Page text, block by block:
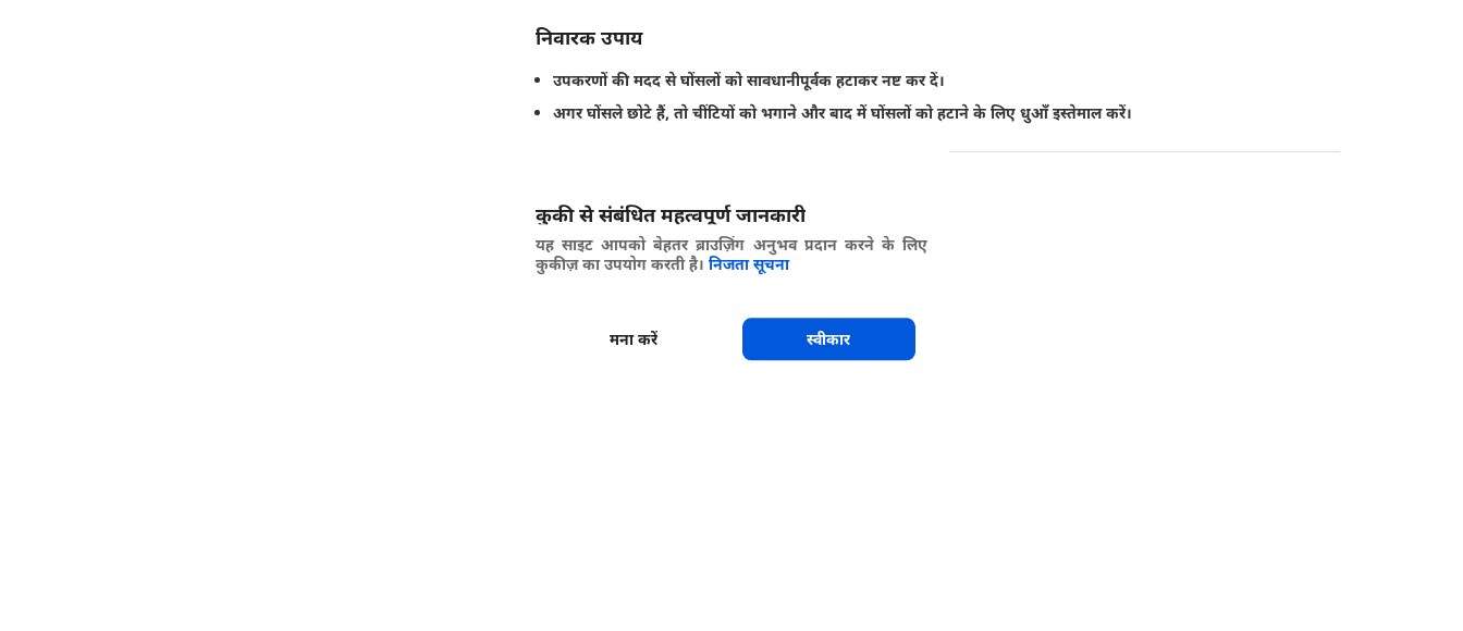
निवारक उपाय
उपकरणों की मदद से घोंसलों को सावधानीपूर्वक हटाकर नष्ट कर दें।
अगर घोंसले छोटे हैं, तो चींटियों को भगाने और बाद में घोंसलों को हटाने के लिए धुआँ इस्तेमाल करें।
कुकी से संबंधित महत्वपूर्ण जानकारी
यह साइट आपको बेहतर ब्राउज़िंग अनुभव प्रदान करने के लिए
कुकीज़ का उपयोग करती है। निजता सूचना
मना करें स्वीकार